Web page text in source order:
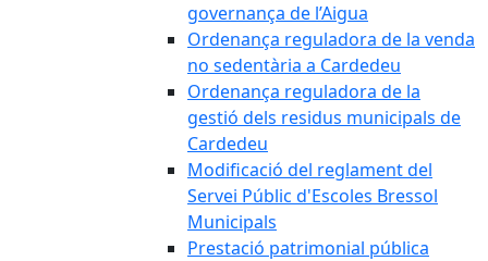
governança de l’Aigua
Ordenança reguladora de la venda
no sedentària a Cardedeu
Ordenança reguladora de la
gestió dels residus municipals de
Cardedeu
Modificació del reglament del
Servei Públic d'Escoles Bressol
Municipals
Prestació patrimonial pública